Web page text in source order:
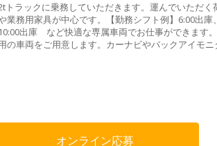
トラックに乗務していただきます。運んでいただく
業務用家具が中心です。【勤務シフト例】6:00出庫
出庫 など快適な専属車両でお仕事ができます
の車両をご用意します。カーナビやバックアイモニ
コーダーなどが完備されているので、快適で安全に
。希望があればキャリアチェンジも可能！「小型車
談にも応じます！ドライバー職以外の搬入リーダー
オンライン応募